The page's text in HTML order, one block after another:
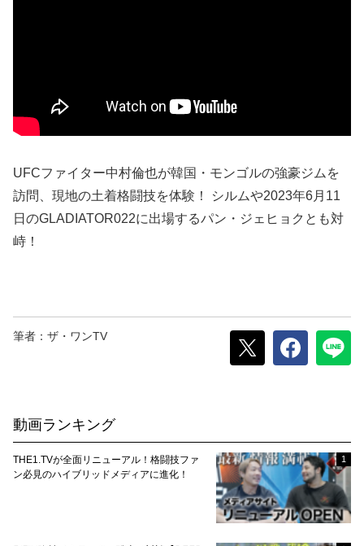
UFCファイター中村倫也が韓国・モンゴルの強豪ジムを
訪問、現地の土着格闘技を体験！ シルムや2023年6月11
日のGLADIATOR022に出場するパン・ジェヒョクとも対
峙！
筆者：ザ・ワンTV
動画ランキング
THE1.TVが全面リニューアル！格闘技ファ
ン必見のハイブリッドメディアに進化！
1